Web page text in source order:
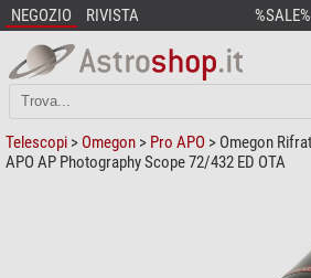
NEGOZIO RIVISTA %SALE%
Telescopi > Omegon > Pro APO > Omegon
APO AP Photography Scope 72/432 ED OTA